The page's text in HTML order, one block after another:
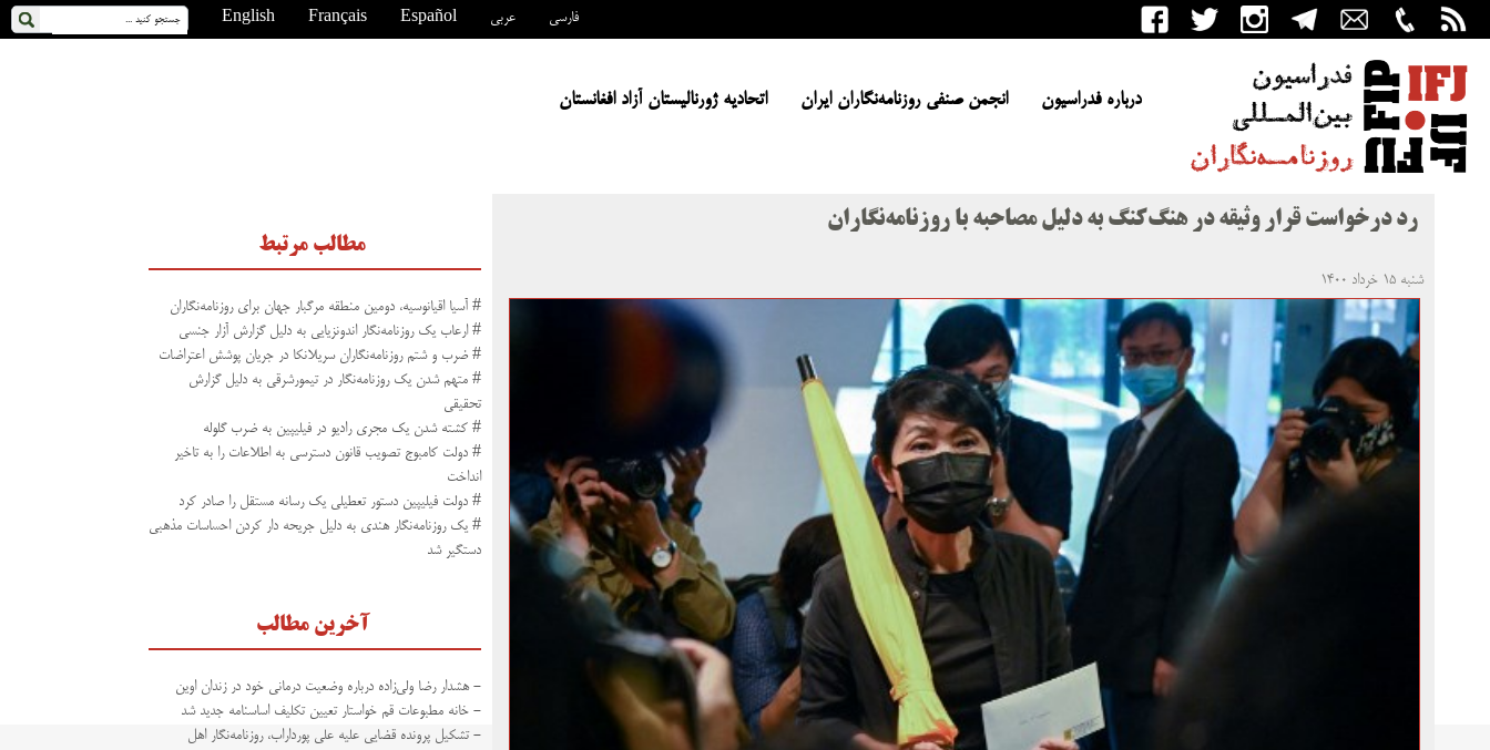
English Français Español عربی فارسی
درباره فدراسیون انجمن صنفی روزنامه‌نگاران ایران اتحادیه ژورنالیستان آزاد افغانستان
رد درخواست قرار وثیقه در هنگ‌کنگ به دلیل مصاحبه با روزنامه‌نگاران
شنبه ۱۵ خرداد ۱۴۰۰
مطالب مرتبط
# آسیا اقیانوسیه، دومین منطقه مرگبار جهان برای روزنامه‌نگاران
# ارعاب یک روزنامه‌نگار اندونزیایی به دلیل گزارش آزار جنسی
# ضرب و شتم روزنامه‌نگاران سریلانکا در جریان پوشش اعتراضات
# متهم شدن یک روزنامه‌نگار در تیمورشرقی به دلیل گزارش
تحقیقی
# کشته شدن یک مجری رادیو در فیلیپین به ضرب گلوله
# دولت کامبوج تصویب قانون دسترسی به اطلاعات را به تاخیر
انداخت
# دولت فیلیپین دستور تعطیلی یک رسانه مستقل را صادر کرد
# یک روزنامه‌نگار هندی به دلیل جریحه دار کردن احساسات مذهبی
دستگیر شد
آخرین مطالب
- هشدار رضا ولی‌زاده درباره وضعیت درمانی خود در زندان اوین
- خانه مطبوعات قم خواستار تعیین تکلیف اساسنامه جدید شد
- تشکیل پرونده قضایی علیه علی پورداراب، روزنامه‌نگار اهل